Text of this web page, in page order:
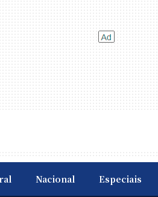
Nacional Especiais